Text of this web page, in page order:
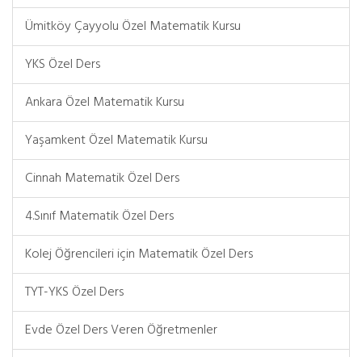
Ümitköy Çayyolu Özel Matematik Kursu
YKS Özel Ders
Ankara Özel Matematik Kursu
Yaşamkent Özel Matematik Kursu
Cinnah Matematik Özel Ders
4.Sınıf Matematik Özel Ders
Kolej Öğrencileri için Matematik Özel Ders
TYT-YKS Özel Ders
Evde Özel Ders Veren Öğretmenler